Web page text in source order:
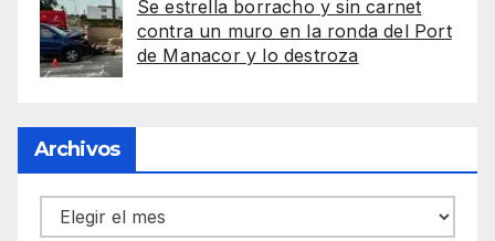
Se estrella borracho y sin carnet
contra un muro en la ronda del Port
de Manacor y lo destroza
Archivos
Archivos